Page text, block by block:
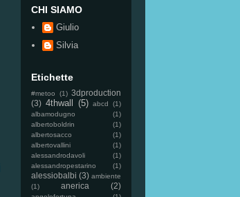
CHI SIAMO
Giulio
Silvia
Etichette
#metoo (1) 3dproduction
(3) 4thwall (5) abcd
(1)
albamodugno
(1)
albertoboldrin
(1)
albertosacco
(1)
albertovallini
(1)
alessandrodavoli
(1)
alessandropestarino
(1)
alessiobalbi (3) ambiente
(1)
anerica (2)